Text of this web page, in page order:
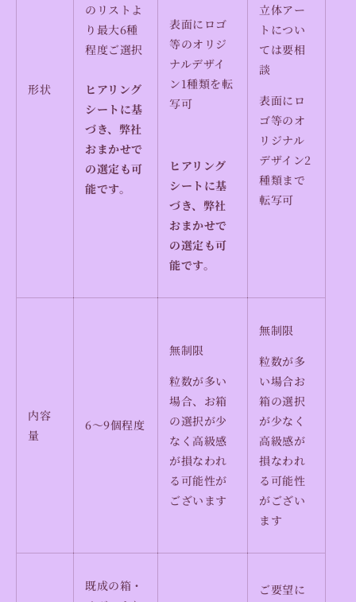
形状
のリストよ
り 最大6種
程度ご選択
ヒアリング
シートに基
づき、弊社
おまかせで
の選定も可
能です。
表面にロゴ
等のオリジ
ナルデザイ
ン1種類を転
写可
ヒアリング
シートに基
づき、弊社
おまかせで
の選定も可
能です。
立体アー
トについ
ては要相
談
表面にロ
ゴ等のオ
リジナル
デザイン2
種類まで
転写可
内容
量
6〜9個程度
無制限
粒数が多い
場合、お箱
の選択が少
なく高級感
が損なわれ
る可能性が
ございます
無制限
粒数が多
い場合お
箱の選択
が少なく
高級感が
損なわれ
る可能性
がござい
ます
既成の箱・
ご要望に